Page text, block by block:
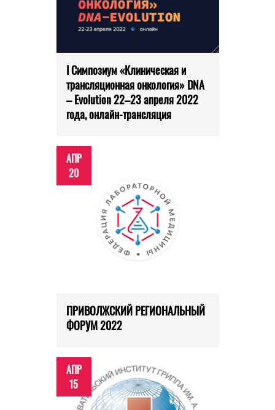
I Симпозиум «Клиническая и
трансляционная онкология» DNA
– Evolution 22–23 апреля 2022
года, онлайн-трансляция
АПР
20
ПРИВОЛЖСКИЙ РЕГИОНАЛЬНЫЙ
ФОРУМ 2022
АПР
15